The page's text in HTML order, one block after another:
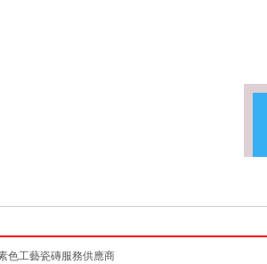
色工藝瓷磚服務供應商